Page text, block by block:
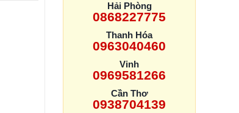
Hải Phòng
0868227775
Thanh Hóa
0963040460
Vinh
0969581266
Cần Thơ
0938704139